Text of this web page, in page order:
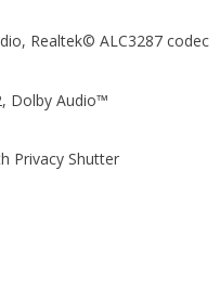
Realtek© ALC3287 codec
Dolby Audio™
Privacy Shutter